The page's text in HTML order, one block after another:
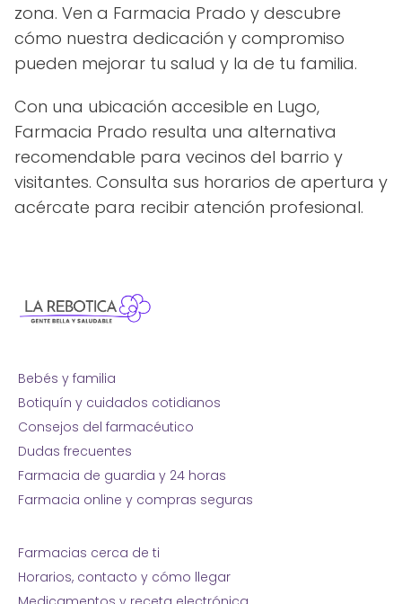
zona. Ven a Farmacia Prado y descubre
cómo nuestra dedicación y compromiso
pueden mejorar tu salud y la de tu familia.
Con una ubicación accesible en Lugo,
Farmacia Prado resulta una alternativa
recomendable para vecinos del barrio y
visitantes. Consulta sus horarios de apertura y
acércate para recibir atención profesional.
Bebés y familia
Botiquín y cuidados cotidianos
Consejos del farmacéutico
Dudas frecuentes
Farmacia de guardia y 24 horas
Farmacia online y compras seguras
Farmacias cerca de ti
Horarios, contacto y cómo llegar